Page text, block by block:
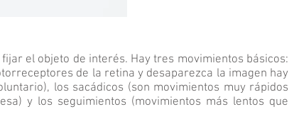
el objeto de interés. Hay tres movimientos básicos:
de la retina y desaparezca la imagen hay
los sacádicos (son movimientos muy rápidos
y los seguimientos (movimientos más lentos que